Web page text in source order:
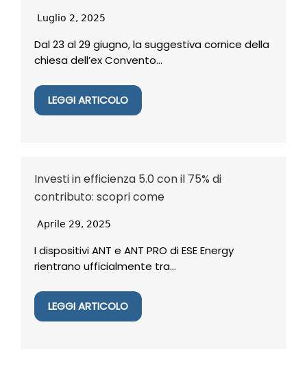
Luglio 2, 2025
Dal 23 al 29 giugno, la suggestiva cornice della
chiesa dell’ex Convento...
LEGGI ARTICOLO
Investi in efficienza 5.0 con il 75% di
contributo: scopri come
Aprile 29, 2025
I dispositivi ANT e ANT PRO di ESE Energy
rientrano ufficialmente tra...
LEGGI ARTICOLO